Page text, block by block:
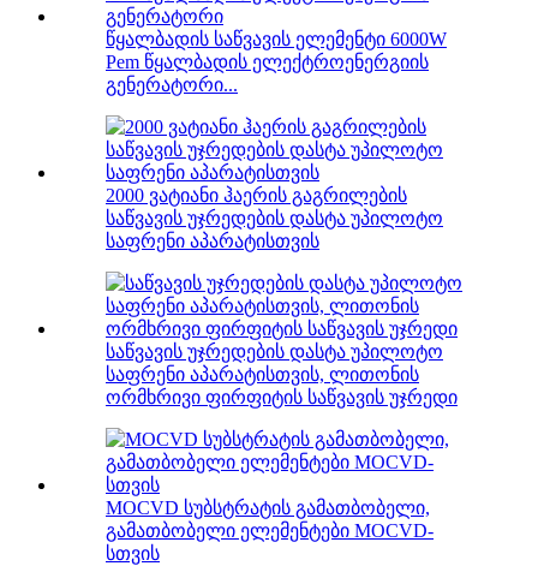
წყალბადის საწვავის ელემენტი 6000W
Pem წყალბადის ელექტროენერგიის
გენერატორი...
2000 ვატიანი ჰაერის გაგრილების
საწვავის უჯრედების დასტა უპილოტო
საფრენი აპარატისთვის
საწვავის უჯრედების დასტა უპილოტო
საფრენი აპარატისთვის, ლითონის
ორმხრივი ფირფიტის საწვავის უჯრედი
MOCVD სუბსტრატის გამათბობელი,
გამათბობელი ელემენტები MOCVD-
სთვის